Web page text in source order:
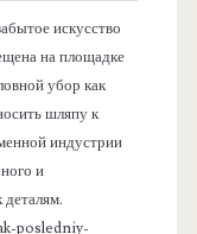
искусство
на площадке
убор как
шляпу к
индустрии
и
деталям.
posledniy-